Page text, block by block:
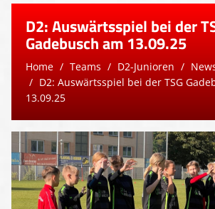
Home
Onlineshop
Vereinsnews
Verein
Teams
Sponsoren
Downloads
D2: Auswärtsspiel bei der
Gadebusch am 13.09.25
Home Teams D2-Junioren
D2: Auswärtsspiel bei der TSG
13.09.25